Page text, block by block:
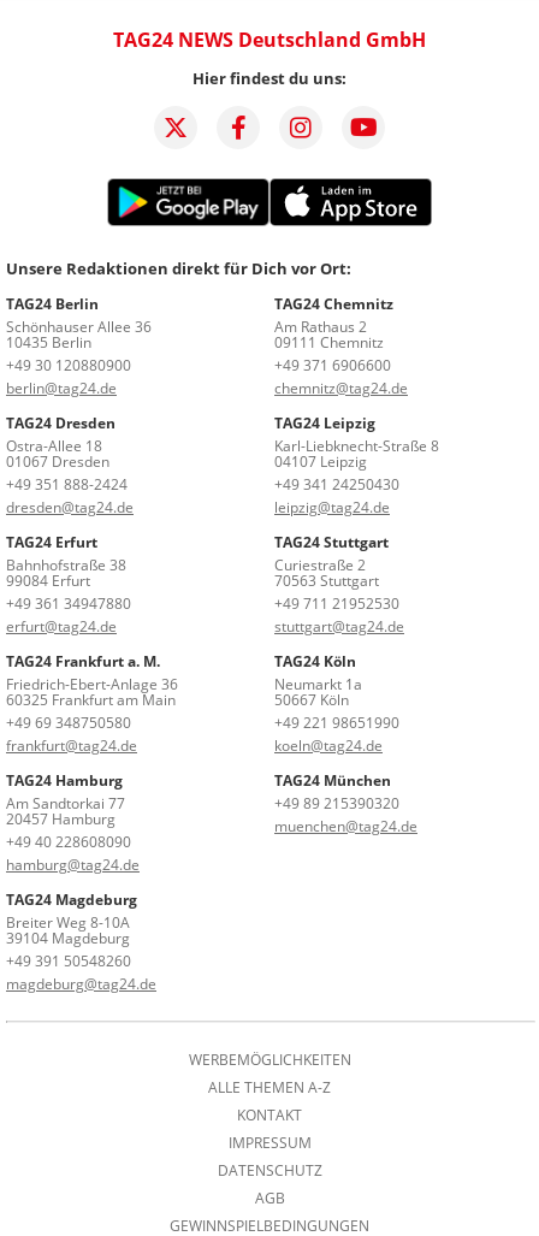
TAG24 NEWS Deutschland GmbH
Hier findest du uns:
Unsere Redaktionen direkt für Dich vor Ort:
TAG24 Berlin
Schönhauser Allee 36
10435 Berlin
+49 30 120880900
berlin@tag24.de
TAG24 Chemnitz
Am Rathaus 2
09111 Chemnitz
+49 371 6906600
chemnitz@tag24.de
TAG24 Dresden
Ostra-Allee 18
01067 Dresden
+49 351 888-2424
dresden@tag24.de
TAG24 Leipzig
Karl-Liebknecht-Straße 8
04107 Leipzig
+49 341 24250430
leipzig@tag24.de
TAG24 Erfurt
Bahnhofstraße 38
99084 Erfurt
+49 361 34947880
erfurt@tag24.de
TAG24 Stuttgart
Curiestraße 2
70563 Stuttgart
+49 711 21952530
stuttgart@tag24.de
TAG24 Frankfurt a. M.
Friedrich-Ebert-Anlage 36
60325 Frankfurt am Main
+49 69 348750580
frankfurt@tag24.de
TAG24 Köln
Neumarkt 1a
50667 Köln
+49 221 98651990
koeln@tag24.de
TAG24 Hamburg
Am Sandtorkai 77
20457 Hamburg
+49 40 228608090
hamburg@tag24.de
TAG24 München
+49 89 215390320
muenchen@tag24.de
TAG24 Magdeburg
Breiter Weg 8-10A
39104 Magdeburg
+49 391 50548260
magdeburg@tag24.de
WERBEMÖGLICHKEITEN
ALLE THEMEN A-Z
KONTAKT
IMPRESSUM
DATENSCHUTZ
AGB
GEWINNSPIELBEDINGUNGEN